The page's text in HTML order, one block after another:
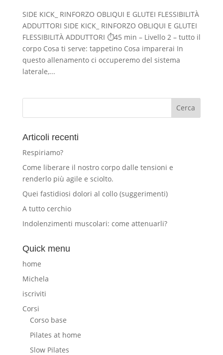
SIDE KICK_ RINFORZO OBLIQUI E GLUTEI FLESSIBILITÀ
ADDUTTORI SIDE KICK_ RINFORZO OBLIQUI E GLUTEI
FLESSIBILITÀ ADDUTTORI ⏱45 min – Livello 2 – tutto il
corpo Cosa ti serve: tappetino Cosa imparerai In
questo allenamento ci occuperemo del sistema
laterale,...
Articoli recenti
Respiriamo?
Come liberare il nostro corpo dalle tensioni e
renderlo più agile e sciolto.
Quei fastidiosi dolori al collo (suggerimenti)
A tutto cerchio
Indolenzimenti muscolari: come attenuarli?
Quick menu
home
Michela
iscriviti
Corsi
Corso base
Pilates at home
Slow Pilates